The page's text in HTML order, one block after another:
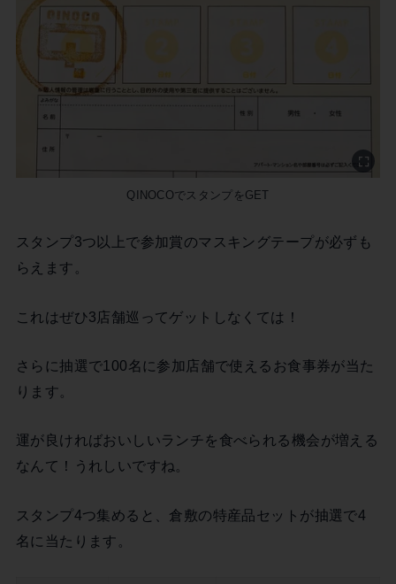
QINOCOでスタンプをGET
スタンプ3つ以上で参加賞のマスキングテープが必ずも
らえます。
これはぜひ3店舗巡ってゲットしなくては！
さらに抽選で100名に参加店舗で使えるお食事券が当た
ります。
運が良ければおいしいランチを食べられる機会が増える
なんて！うれしいですね。
スタンプ4つ集めると、倉敷の特産品セットが抽選で4
名に当たります。